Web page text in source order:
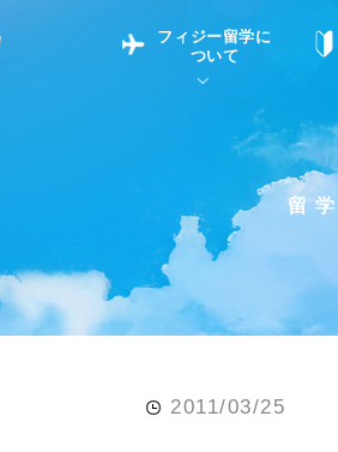
フィジー留学に
ついて
フィジー留学について
フィジーでの生活Q&A
現地高校Q&A
英語についてQ&A
フィジー留学通信TOP
留学コラム
留
2011/03/25